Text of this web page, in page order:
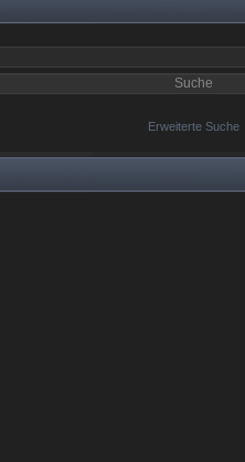
Erweiterte Suche